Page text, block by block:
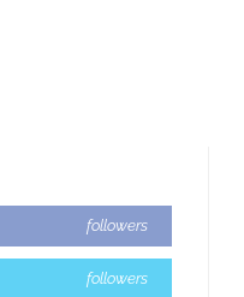
followers
followers